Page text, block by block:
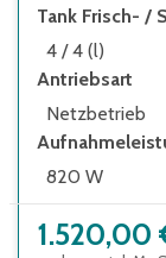
Tank Frisch- /
4 / 4 (l)
Antriebsart
Netzbetrieb
820 W
1.520,00